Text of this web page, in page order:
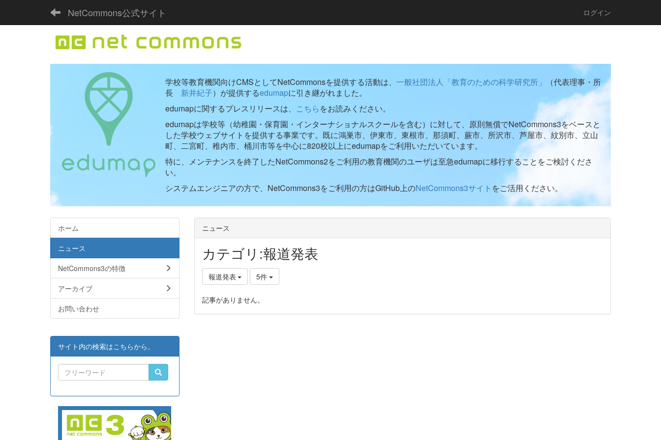
NetCommons公式サイト ログイン
学校等教育機関向けCMSとしてNetCommonsを提供する活動は、 一般社団法人「教育のための科学研究所」
（代表理事・所
長 新井紀子）が提供するedumapに引き継がれました。
edumapに関するプレスリリースは、 こちらをお読みください。
edumapは学校等（幼稚園・保育園・インターナショナルスクールを含む）に対して、原則無償でNetCommons3をベースと
した学校ウェブサイトを提供する事業です。既に鴻巣市、伊東市、東根市、那須町、蕨市、所沢市、芦屋市、紋別市、立山
町、二宮町、稚内市、桶川市等を中心に820校以上にedumapをご利用いただいています。
特に、メンテナンスを終了したNetCommons2をご利用の教育機関のユーザは至急edumapに移行することをご検討くださ
い。
システムエンジニアの方で、NetCommons3をご利用の方はGitHub上のNetCommons3サイト をご活用ください。
ニュース
カテゴリ:報道発表
報道発表 5件
記事がありません。
ホーム
ニュース
NetCommons3の特徴
アーカイブ
お問い合わせ
サイト内の検索はこちらから。